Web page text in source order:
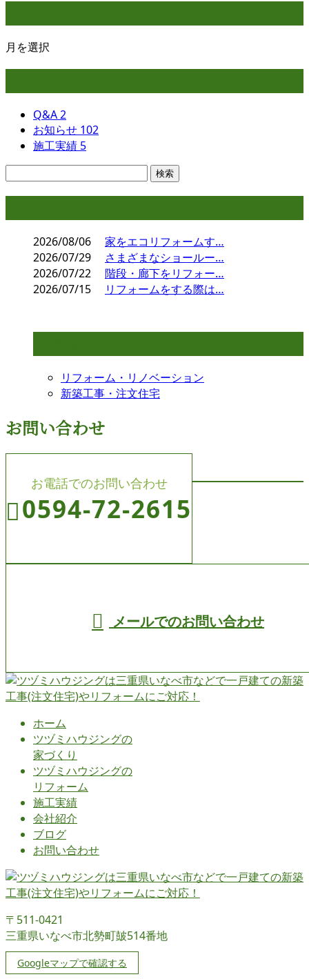
月を選択
Q&A2
お知らせ 102
施工実績 5
2026/08/06
家をエコリフォームす…
2026/07/29
さまざまなショールー…
2026/07/22
階段・廊下をリフォー…
2026/07/15
リフォームをする際は…
リフォーム・リノベーション
新築工事・注文住宅
お問い合わせ
お電話でのお問い合わせ
0594-72-2615
メールでのお問い合わせ
ホーム
ツヅミハウジングの
家づくり
ツヅミハウジングの
リフォーム
施工実績
会社紹介
ブログ
お問い合わせ
〒511-0421
三重県いなべ市北勢町皷514番地
Googleマップで確認する